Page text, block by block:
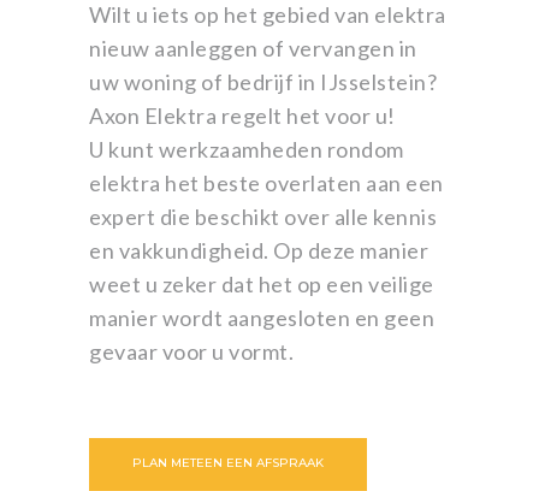
Wilt u iets op het gebied van elektra
nieuw aanleggen of vervangen in
uw woning of bedrijf in IJsselstein?
Axon Elektra regelt het voor u!
U kunt werkzaamheden rondom
elektra het beste overlaten aan een
expert die beschikt over alle kennis
en vakkundigheid. Op deze manier
weet u zeker dat het op een veilige
manier wordt aangesloten en geen
gevaar voor u vormt.
PLAN METEEN EEN AFSPRAAK